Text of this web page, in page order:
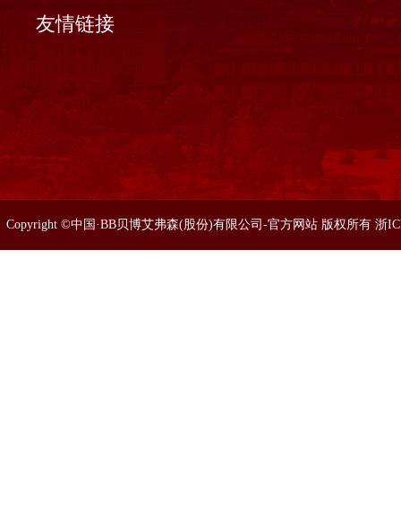
友情链接
Copyright ©中国·BB贝博艾弗森(股份)有限公司-官方网站 版权所有 浙